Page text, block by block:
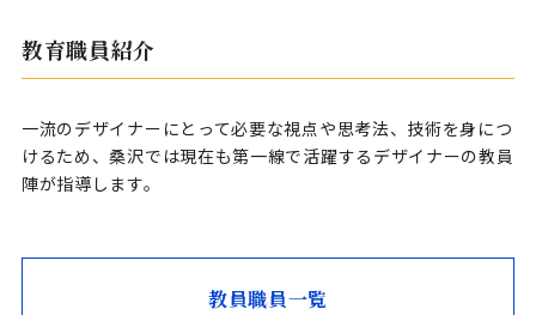
教育職員紹介
一流のデザイナーにとって必要な視点や思考法、技術を身につ
けるため、桑沢では現在も第一線で活躍するデザイナーの教員
陣が指導します。
教員職員一覧